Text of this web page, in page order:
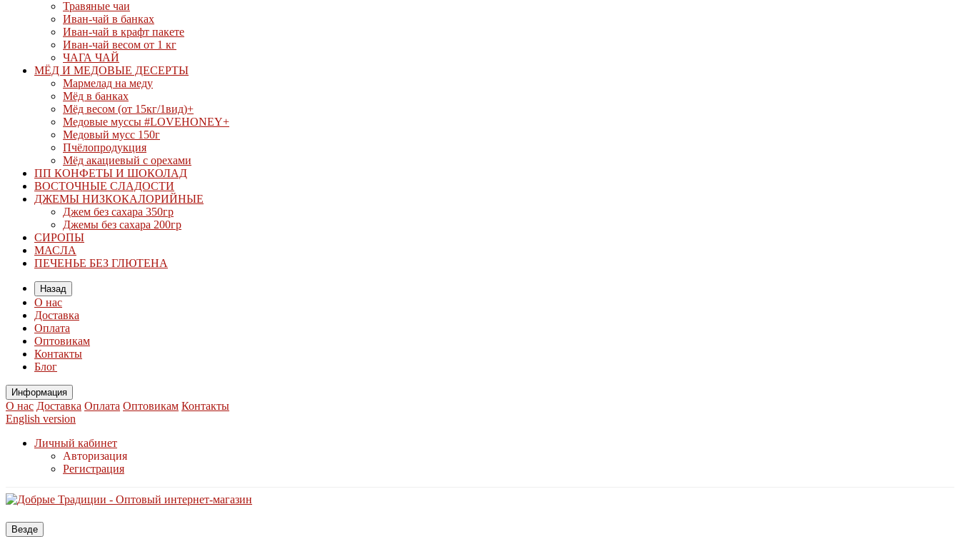
Травяные чаи
Иван-чай в банках
Иван-чай в крафт пакете
Иван-чай весом от 1 кг
ЧАГА ЧАЙ
МЁД И МЕДОВЫЕ ДЕСЕРТЫ
Мармелад на меду
Мёд в банках
Мёд весом (от 15кг/1вид)+
Медовые муссы #LOVEHONEY+
Медовый мусс 150г
Пчёлопродукция
Мёд акациевый с орехами
ПП КОНФЕТЫ И ШОКОЛАД
ВОСТОЧНЫЕ СЛАДОСТИ
ДЖЕМЫ НИЗКОКАЛОРИЙНЫЕ
Джем без сахара 350гр
Джемы без сахара 200гр
СИРОПЫ
МАСЛА
ПЕЧЕНЬЕ БЕЗ ГЛЮТЕНА
Назад
О нас
Доставка
Оплата
Оптовикам
Контакты
Блог
Информация
О нас Доставка Оплата Оптовикам Контакты
English version
Личный кабинет
Авторизация
Регистрация
Везде